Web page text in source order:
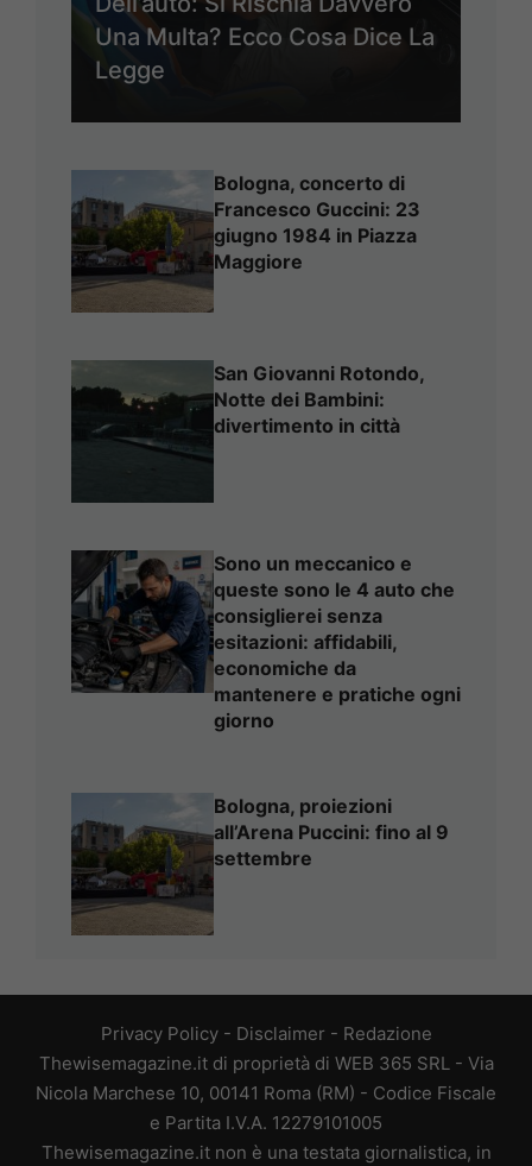
Una Multa? Ecco Cosa Dice La
Legge
Bologna, concerto di
Francesco Guccini: 23
giugno 1984 in Piazza
Maggiore
San Giovanni Rotondo,
Notte dei Bambini:
divertimento in città
Sono un meccanico e
queste sono le 4 auto che
consiglierei senza
esitazioni: affidabili,
economiche da
mantenere e pratiche ogni
giorno
Bologna, proiezioni
all’Arena Puccini: fino al 9
settembre
Privacy Policy- Disclaimer - Redazione
Thewisemagazine.it di proprietà di WEB 365 SRL - Via
Nicola Marchese 10, 00141 Roma (RM) - Codice Fiscale
e Partita I.V.A. 12279101005
Thewisemagazine.it non è una testata giornalistica, in